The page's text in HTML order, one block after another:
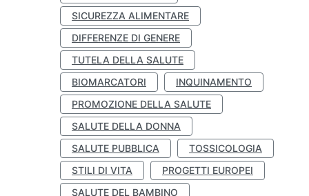
SICUREZZA ALIMENTARE
DIFFERENZE DI GENERE
TUTELA DELLA SALUTE
BIOMARCATORI
INQUINAMENTO
PROMOZIONE DELLA SALUTE
SALUTE DELLA DONNA
SALUTE PUBBLICA
TOSSICOLOGIA
STILI DI VITA
PROGETTI EUROPEI
SALUTE DEL BAMBINO